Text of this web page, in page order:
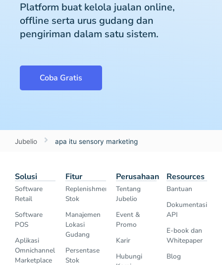
Platform buat kelola jualan online,
offline serta urus gudang dan
pengiriman dalam satu sistem.
Coba Gratis
Jubelio apa itu sensory marketing
Solusi
Software
Retail
Software
POS
Aplikasi
Omnichannel
Marketplace
Fitur
Replenishment
Stok
Manajemen
Lokasi
Gudang
Persentase
Stok
Perusahaan
Tentang
Jubelio
Event &
Promo
Karir
Hubungi
Resources
Bantuan
Dokumentasi
API
E-book dan
Whitepaper
Blog